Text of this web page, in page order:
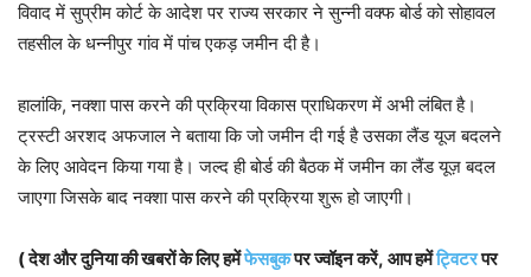
विवाद में सुप्रीम कोर्ट के आदेश पर राज्य सरकार ने सुन्नी वक्फ बोर्ड को सोहावल
तहसील के धन्नीपुर गांव में पांच एकड़ जमीन दी है।
हालांकि, नक्शा पास करने की प्रक्रिया विकास प्राधिकरण में अभी लंबित है।
ट्रस्टी अरशद अफजाल ने बताया कि जो जमीन दी गई है उसका लैंड यूज बदलने
के लिए आवेदन किया गया है। जल्द ही बोर्ड की बैठक में जमीन का लैंड यूज़ बदल
जाएगा जिसके बाद नक्शा पास करने की प्रक्रिया शुरू हो जाएगी।
( देश और दुनिया की खबरों के लिए हमेंफेसबुकपर ज्वॉइन करें, आप हमेंट्विटरपर